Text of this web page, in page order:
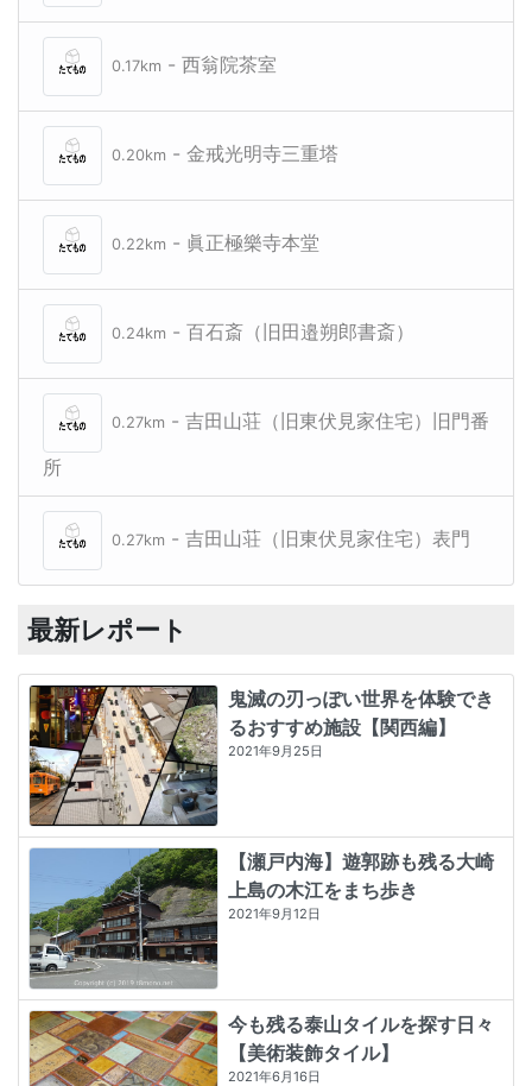
0.17km - 西翁院茶室
0.20km - 金戒光明寺三重塔
0.22km - 眞正極樂寺本堂
0.24km - 百石斎（旧田邉朔郎書斎）
0.27km - 吉田山荘（旧東伏見家住宅）旧門番
所
0.27km - 吉田山荘（旧東伏見家住宅）表門
最新レポート
鬼滅の刃っぽい世界を体験でき
るおすすめ施設【関西編】
2021年9月25日
【瀬戸内海】遊郭跡も残る大崎
上島の木江をまち歩き
2021年9月12日
今も残る泰山タイルを探す日々
【美術装飾タイル】
2021年6月16日